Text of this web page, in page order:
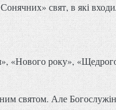
свят, в які
«Нового року»,
святом. Але